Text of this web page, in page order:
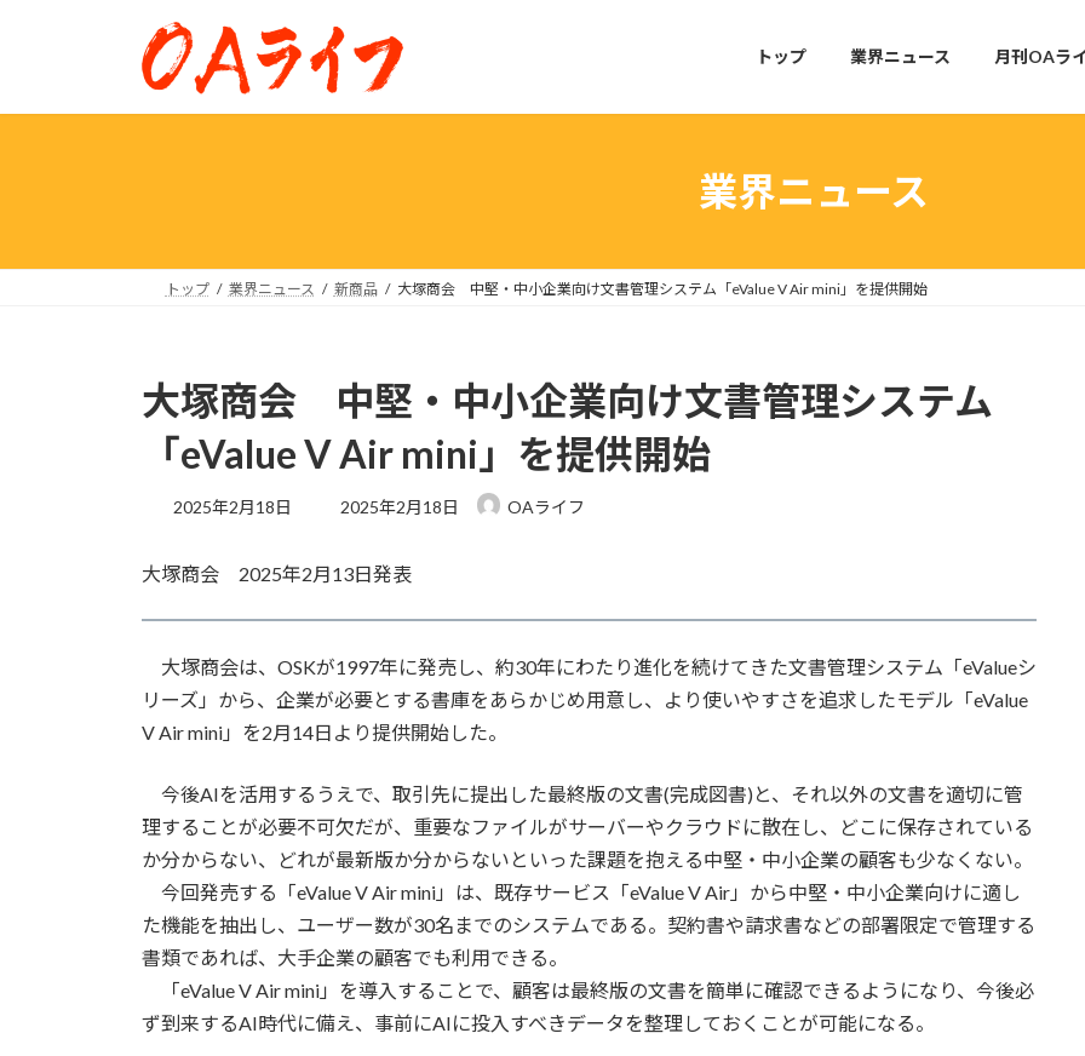
プ
動
トップ 業界ニュース 月刊OAラ
業界ニュース
トップ 業界ニュース 新商品 大塚商会 中堅・中小企業向け文書管理システム「eValue V Air mini」を提供開始
大塚商会 中堅・中小企業向け文書管理システム
「eValue V Air mini」を提供開始
2025年2月18日
最
新
時
2025年2月18日 OAライフ
大塚商会 2025年2月13日発表
大塚商会は、OSKが1997年に発売し、約30年にわたり進化を続けてきた文書管理システム「eValueシ
リーズ」から、企業が必要とする書庫をあらかじめ用意し、より使いやすさを追求したモデル「eValue
V Air mini」を2月14日より提供開始した。
今後AIを活用するうえで、取引先に提出した最終版の文書(完成図書)と、それ以外の文書を適切に管
理することが必要不可欠だが、重要なファイルがサーバーやクラウドに散在し、どこに保存されている
か分からない、どれが最新版か分からないといった課題を抱える中堅・中小企業の顧客も少なくない。
今回発売する「eValue V Air mini」は、既存サービス「eValue V Air」から中堅・中小企業向けに適し
た機能を抽出し、ユーザー数が30名までのシステムである。契約書や請求書などの部署限定で管理する
書類であれば、大手企業の顧客でも利用できる。
「eValue V Air mini」を導入することで、顧客は最終版の文書を簡単に確認できるようになり、今後必
ず到来するAI時代に備え、事前にAIに投入すべきデータを整理しておくことが可能になる。